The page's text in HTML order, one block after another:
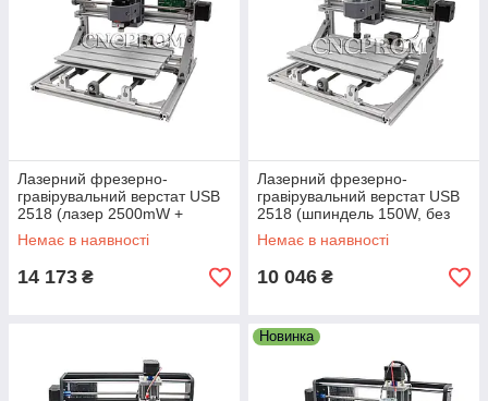
Лазерний фрезерно-
гравірувальний верстат USB
2518 (лазер 2500mW +
шпиндель 150W), 3
координати
Немає в наявності
14 173 ₴
Лазерний фрезерно-
гравірувальний верстат USB
2518 (шпиндель 150W, без
лазера), 3 координати
Немає в наявності
10 046 ₴
Новинка